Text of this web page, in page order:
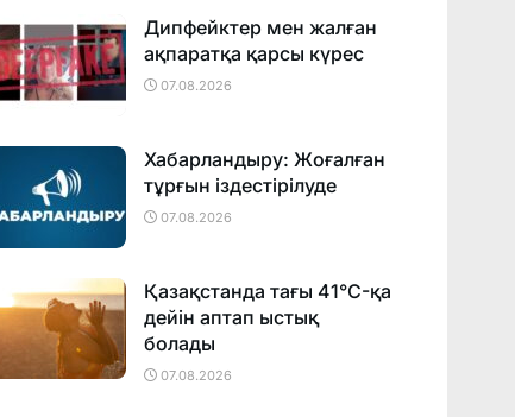
Дипфейктер мен жалған
ақпаратқа қарсы күрес
07.08.2026
Хабарландыру: Жоғалған
тұрғын іздестірілуде
07.08.2026
Қазақстанда тағы 41°C-қа
дейін аптап ыстық
болады
07.08.2026